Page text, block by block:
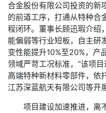
合金股份有限公司投资的新
的前道工序，打通从特种合
程闭环。董事长顾迅瑕介绍
能偏弱等行业短板，自主研
变性能提升10%至20%，产
领域严苛工况标准，“该项
高端特种新材料零部件，依
江苏深蓝航天有限公司等开
项目建设加速推进，离